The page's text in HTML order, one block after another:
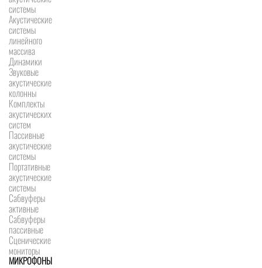
системы
Акустические
системы
линейного
массива
Динамики
Звуковые
акустические
колонны
Комплекты
акустических
систем
Пассивные
акустические
системы
Портативные
акустические
системы
Сабвуферы
активные
Сабвуферы
пассивные
Сценические
мониторы
МИКРОФОНЫ